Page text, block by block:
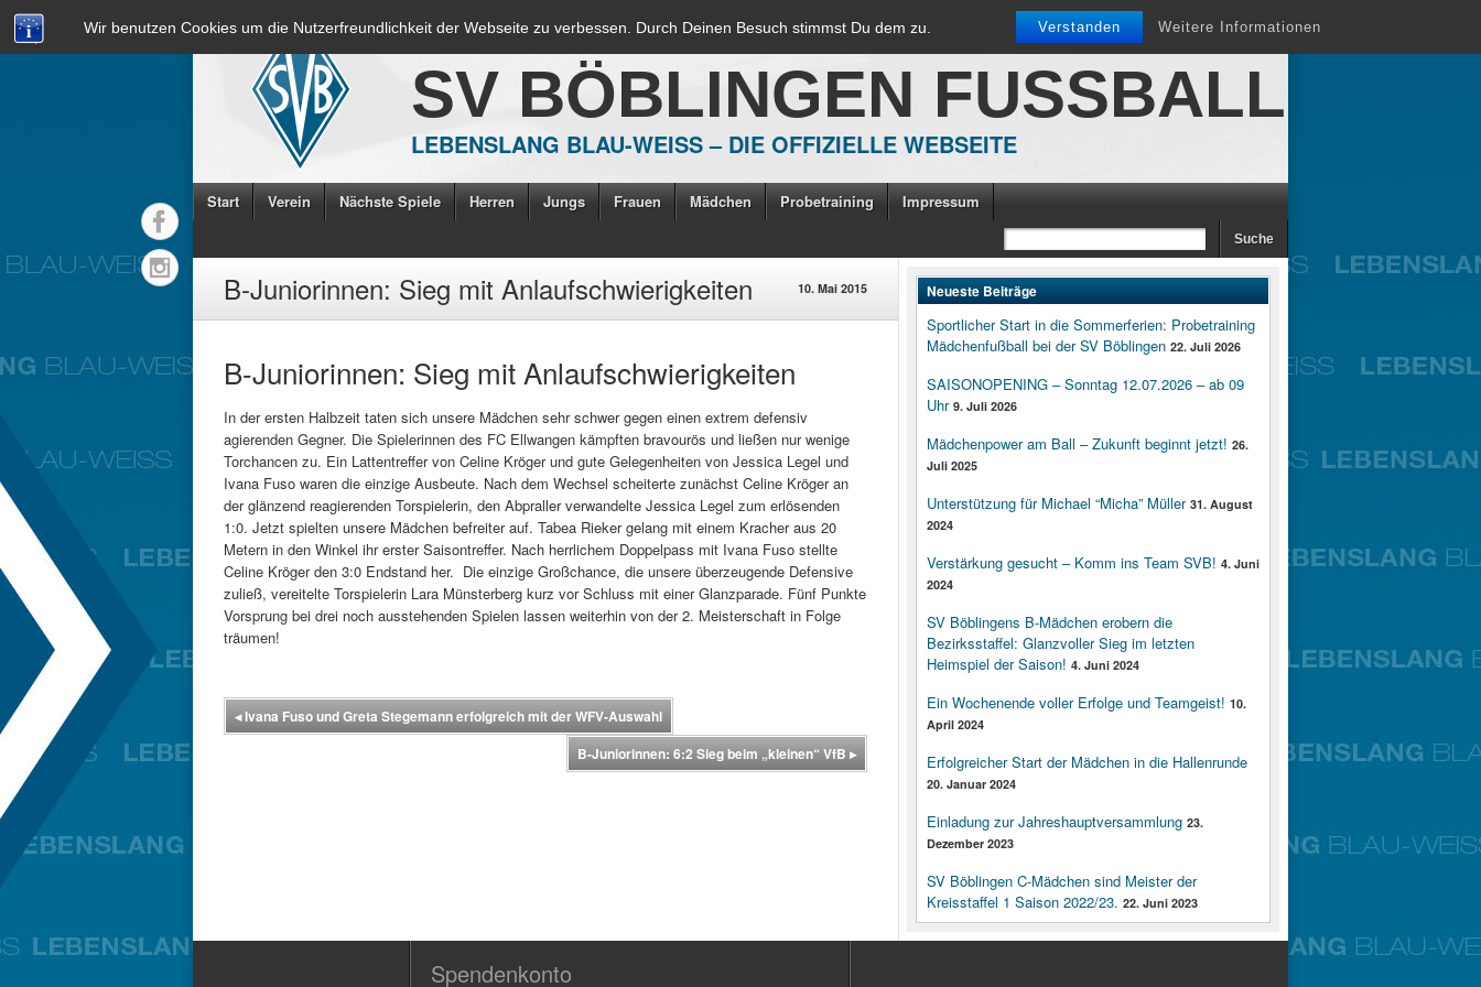
Wir benutzen Cookies um die Nutzerfreundlichkeit der Webseite zu verbessen. Durch Deinen Besuch stimmst Du dem zu. Verstanden Weitere Informationen
SV BÖBLINGEN FUSSBALL
LEBENSLANG BLAU-WEISS – DIE OFFIZIELLE WEBSEITE
Start Verein Nächste Spiele Herren Jungs Frauen Mädchen Probetraining Impressum
B-Juniorinnen: Sieg mit Anlaufschwierigkeiten 10. Mai 2015
B-Juniorinnen: Sieg mit Anlaufschwierigkeiten
In der ersten Halbzeit taten sich unsere Mädchen sehr schwer gegen einen extrem defensiv
agierenden Gegner. Die Spielerinnen des FC Ellwangen kämpften bravourös und ließen nur wenige
Torchancen zu. Ein Lattentreffer von Celine Kröger und gute Gelegenheiten von Jessica Legel und
Ivana Fuso waren die einzige Ausbeute. Nach dem Wechsel scheiterte zunächst Celine Kröger an
der glänzend reagierenden Torspielerin, den Abpraller verwandelte Jessica Legel zum erlösenden
1:0. Jetzt spielten unsere Mädchen befreiter auf. Tabea Rieker gelang mit einem Kracher aus 20
Metern in den Winkel ihr erster Saisontreffer. Nach herrlichem Doppelpass mit Ivana Fuso stellte
Celine Kröger den 3:0 Endstand her. Die einzige Großchance, die unsere überzeugende Defensive
zuließ, vereitelte Torspielerin Lara Münsterberg kurz vor Schluss mit einer Glanzparade. Fünf Punkte
Vorsprung bei drei noch ausstehenden Spielen lassen weiterhin von der 2. Meisterschaft in Folge
träumen!
◂Ivana Fuso und Greta Stegemann erfolgreich mit der WFV-Auswahl
B-Juniorinnen: 6:2 Sieg beim „kleinen“ VfB ▸
Neueste Beiträge
Sportlicher Start in die Sommerferien: Probetraining
Mädchenfußball bei der SV Böblingen 22. Juli 2026
SAISONOPENING – Sonntag 12.07.2026 – ab 09
Uhr 9. Juli 2026
Mädchenpower am Ball – Zukunft beginnt jetzt! 26.
Juli 2025
Unterstützung für Michael “Micha” Müller 31. August
2024
Verstärkung gesucht – Komm ins Team SVB! 4. Juni
2024
SV Böblingens B-Mädchen erobern die
Bezirksstaffel: Glanzvoller Sieg im letzten
Heimspiel der Saison! 4. Juni 2024
Ein Wochenende voller Erfolge und Teamgeist! 10.
April 2024
Erfolgreicher Start der Mädchen in die Hallenrunde
20. Januar 2024
Einladung zur Jahreshauptversammlung 23.
Dezember 2023
SV Böblingen C-Mädchen sind Meister der
Kreisstaffel 1 Saison 2022/23. 22. Juni 2023
Spendenkonto